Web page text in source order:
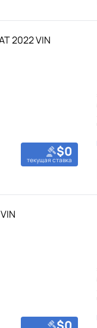
$0
текущая ставка